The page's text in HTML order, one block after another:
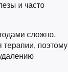
и часто
сложно,
терапии, поэтому